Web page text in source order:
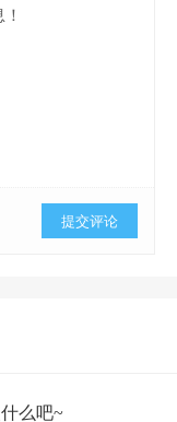
提交评论
么吧~